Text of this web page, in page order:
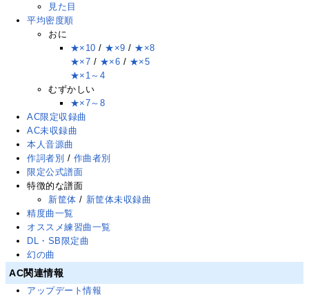
見た目
平均密度順
おに
★×10 / ★×9 / ★×8
★×7 / ★×6 / ★×5
★×1～4
むずかしい
★×7～8
AC限定収録曲
AC未収録曲
本人音源曲
作詞者別 / 作曲者別
限定公式譜面
特徴的な譜面
新筐体 / 新筐体未収録曲
精度曲一覧
オススメ練習曲一覧
DL・SB限定曲
幻の曲
AC関連情報
アップデート情報